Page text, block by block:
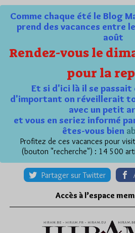
Comme chaque été le Blog
prend des vacances entre
août
Rendez-vous le
pour la
Et si d'ici là il se passait
d'important on réveillerait
avec un petit
et vous en seriez informé
êtes-vous bien
Profitez de ces vacances pour
(bouton "recherche") : 14 500
Partager sur Twitter
Accès à l’espace